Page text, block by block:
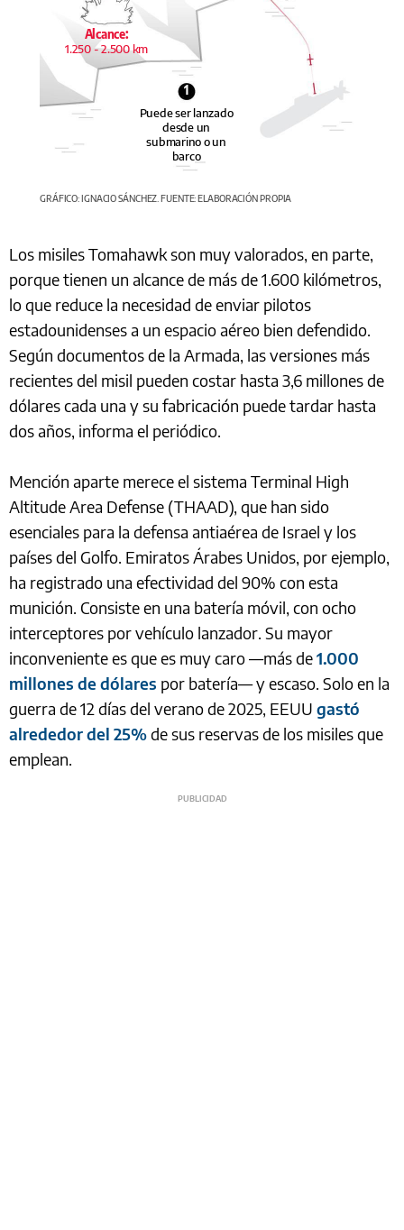
Alcance:
1.250 - 2.500 km
1
Puede ser lanzado
desde un
submarino o un
barco
GRÁFICO: IGNACIO SÁNCHEZ. FUENTE: ELABORACIÓN PROPIA
Los misiles Tomahawk son muy valorados, en parte,
porque tienen un alcance de más de 1.600 kilómetros,
lo que reduce la necesidad de enviar pilotos
estadounidenses a un espacio aéreo bien defendido.
Según documentos de la Armada, las versiones más
recientes del misil pueden costar hasta 3,6 millones de
dólares cada una y su fabricación puede tardar hasta
dos años, informa el periódico.
Mención aparte merece el sistema Terminal High
Altitude Area Defense (THAAD), que han sido
esenciales para la defensa antiaérea de Israel y los
países del Golfo. Emiratos Árabes Unidos, por ejemplo,
ha registrado una efectividad del 90% con esta
munición. Consiste en una batería móvil, con ocho
interceptores por vehículo lanzador. Su mayor
inconveniente es que es muy caro —más de1.000
millones de dólares por batería— y escaso. Solo en la
guerra de 12 días del verano de 2025, EEUU gastó
alrededor del 25%de sus reservas de los misiles que
emplean.